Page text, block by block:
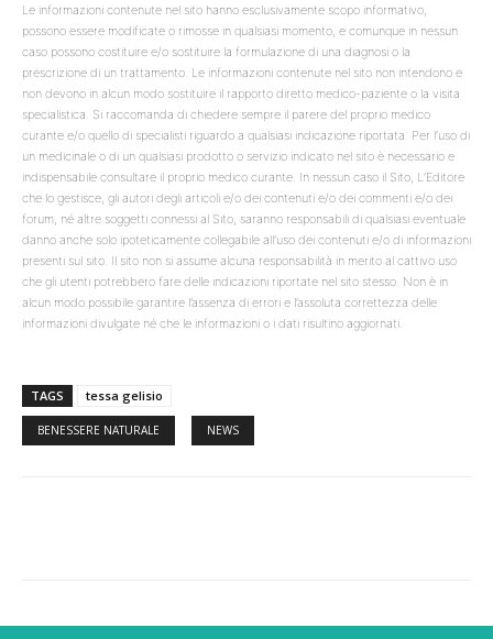
Le informazioni contenute nel sito hanno esclusivamente scopo informativo,
possono essere modificate o rimosse in qualsiasi momento, e comunque in nessun
caso possono costituire e/o sostituire la formulazione di una diagnosi o la
prescrizione di un trattamento. Le informazioni contenute nel sito non intendono e
non devono in alcun modo sostituire il rapporto diretto medico-paziente o la visita
specialistica. Si raccomanda di chiedere sempre il parere del proprio medico
curante e/o quello di specialisti riguardo a qualsiasi indicazione riportata. Per l’uso di
un medicinale o di un qualsiasi prodotto o servizio indicato nel sito è necessario e
indispensabile consultare il proprio medico curante. In nessun caso il Sito, L’Editore
che lo gestisce, gli autori degli articoli e/o dei contenuti e/o dei commenti e/o dei
forum, né altre soggetti connessi al Sito, saranno responsabili di qualsiasi eventuale
danno anche solo ipoteticamente collegabile all’uso dei contenuti e/o di informazioni
presenti sul sito. Il sito non si assume alcuna responsabilità in merito al cattivo uso
che gli utenti potrebbero fare delle indicazioni riportate nel sito stesso. Non è in
alcun modo possibile garantire l’assenza di errori e l’assoluta correttezza delle
informazioni divulgate né che le informazioni o i dati risultino aggiornati.
TAGS tessa gelisio
BENESSERE NATURALE NEWS